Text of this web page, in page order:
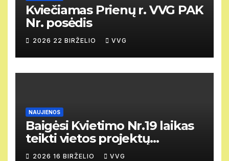
Kviečiamas Prienų r. VVG PAK
Nr. posėdis
2026 22 BIRŽELIO VVG
NAUJIENOS
Baigėsi Kvietimo Nr.19 laikas
teikti vietos projektų
paraiškas.
2026 16 BIRŽELIO VVG